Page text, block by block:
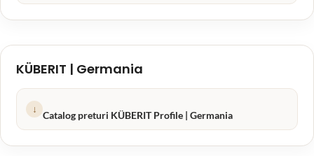
KÜBERIT | Germania
↓
Catalog preturi KÜBERIT Profile | Germania